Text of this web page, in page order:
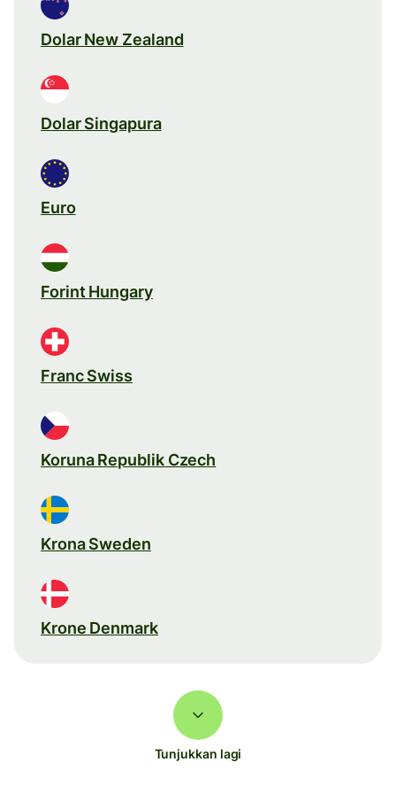
Dolar New Zealand
Dolar Singapura
Euro
Forint Hungary
Franc Swiss
Koruna Republik Czech
Krona Sweden
Krone Denmark
Tunjukkan lagi